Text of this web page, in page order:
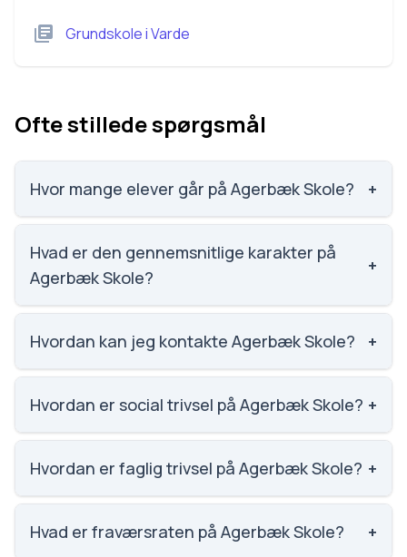
GrundskoleiVarde
Ofte stillede spørgsmål
Hvor mange elever går på Agerbæk Skole? +
Agerbæk Skole har 291 elever, hvilket gør den til
nummer 946 ud af 3143 skoler.
Hvad er den gennemsnitlige karakter på
Agerbæk Skole?
+
Karaktergennemsnittet på Agerbæk Skole er 6.9,
nummer 993 ud af 3143 skoler.
Hvordan kan jeg kontakte Agerbæk Skole? +
Email: agerbaek-skole@varde.dk. Telefon: 7994
7224. Adresse: Agerbæk Skole Debelvej 23, 6753
Hvordan er social trivsel på Agerbæk Skole? +
Social trivsel på Agerbæk Skole er 3.8 ud af 5,
nummer 1026 ud af 3143 skoler. Scoren er baseret
Hvordan er faglig trivsel på Agerbæk Skole? +
Faglig trivsel på Agerbæk Skole er 3.5 ud af 5,
nummer 827 ud af 3143 skoler. Scoren er baseret på
Hvad er fraværsraten på Agerbæk Skole? +